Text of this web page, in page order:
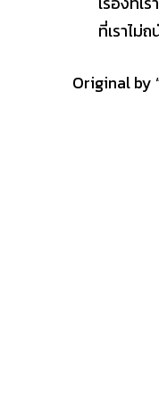
ที่เราไม่
Original by